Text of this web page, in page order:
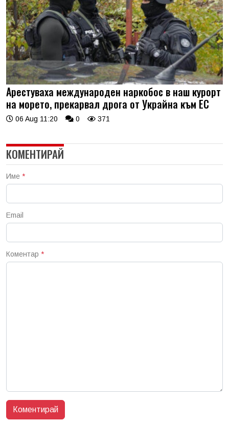
Арестуваха международен наркобос в наш курорт
на морето, прекарвал дрога от Украйна към ЕС
06 Aug 11:20 0 371
КОМЕНТИРАЙ
Име *
Email
Коментар *